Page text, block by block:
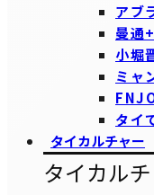
アブ
曼通+
小堀
ミャ
タイ
タイカルチャー
タイカル